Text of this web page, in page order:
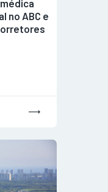
no ABC e